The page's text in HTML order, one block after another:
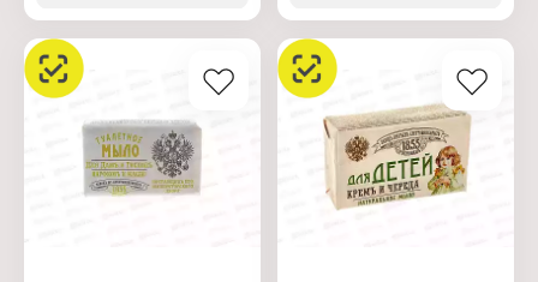
камедь целлюлозы,
бензойная кислота,
хлорид натрия.
Характеристики:
Производитель: Nefis
Cosmetics
Тип товара: Мыло
изометилионон, эвгенол),
стабилизатор,
пластификатор, экстракт
алоэ вера, натриевые
соли
этилендиаминтетрауксусной
кислоты, лимонная
кислота, хлорид натрия,
CI 77891.